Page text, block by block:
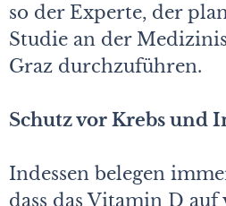
so der Experte, der
Studie an der
Graz durchzuführen.
Schutz vor Krebs und
Indessen belegen
dass das Vitamin D auf